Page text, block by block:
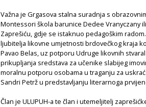
Važna je Grgasova stalna suradnja s
Montessori škola barunice Dedee Vranyczany
Zaprešiću, gdje se istaknuo pedagoškim
ljubitelja likovne umjetnosti brdovečkog kraja
Pavao Belas, uz potporu Udruge likovnih
prikupljanja sredstava za učenike slabijeg
moralnu potporu osobama u traganju za
Sandri Petrž u predstavljanju literarnoga
Član je ULUPUH-a te član i utemeljitelj